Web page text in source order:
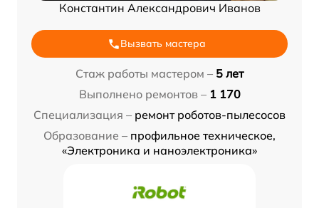
Константин Александрович Иванов
Вызвать мастера
Стаж работы мастером – 5 лет
Выполнено ремонтов – 1 170
Специализация – ремонт роботов-пылесосов
Образование – профильное техническое,
«Электроника и наноэлектроника»